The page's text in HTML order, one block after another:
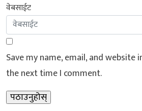
वेबसाईट
Save my name, email, and
the next time I comment.